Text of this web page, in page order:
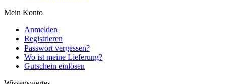
Mein Konto
Anmelden
Registrieren
Passwort vergessen?
Wo ist meine Lieferung?
Gutschein einlösen